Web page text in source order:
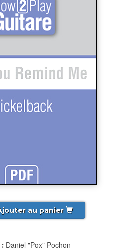
au panier
: Daniel "Pox" Pochon